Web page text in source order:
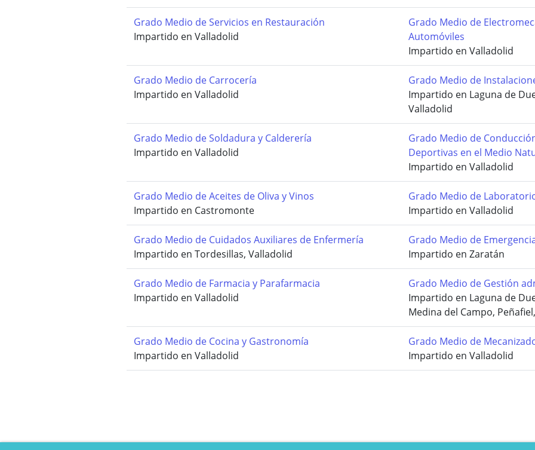
Grado Medio de Servicios en Restauración
Impartido en Valladolid
Grado Medio de
Automóviles
Impartido en Valladolid
Grado Medio de Carrocería
Impartido en Valladolid
Grado Medio de
Impartido en Laguna de
Valladolid
Grado Medio de Soldadura y Calderería
Impartido en Valladolid
Grado Medio de
Deportivas en el Medio
Impartido en Valladolid
Grado Medio de Aceites de Oliva y Vinos
Impartido en Castromonte
Grado Medio de
Impartido en Valladolid
Grado Medio de Cuidados Auxiliares de Enfermería
Impartido en Tordesillas, Valladolid
Grado Medio de
Impartido en Zaratán
Grado Medio de Farmacia y Parafarmacia
Impartido en Valladolid
Grado Medio de Gestión
Impartido en Laguna de
Medina del Campo,
Grado Medio de Cocina y Gastronomía
Impartido en Valladolid
Grado Medio de
Impartido en Valladolid